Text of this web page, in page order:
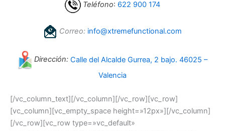
Teléfono: 622 900 174
Correo: info@xtremefunctional.com
Dirección: Calle del Alcalde Gurrea, 2 bajo. 46025 –
Valencia
[/vc_column_text][/vc_column][/vc_row][vc_row]
[vc_column][vc_empty_space height=»12px»][/vc_column]
[/vc_row][vc_row type=»vc_default»